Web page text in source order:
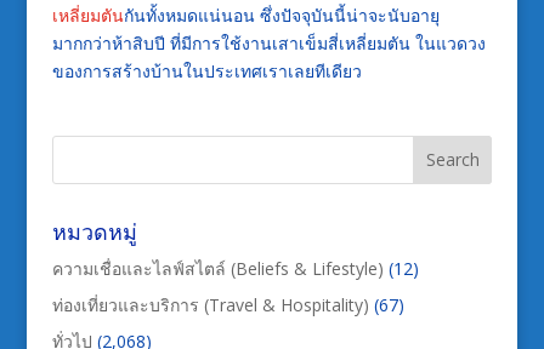
เหลี่ยมตันกันทั้งหมดแน่นอน ซึ่งปัจจุบันนี้น่าจะนับอายุ
มากกว่าห้าสิบปี ที่มีการใช้งานเสาเข็มสี่เหลี่ยมตัน ในแวดวง
ของการสร้างบ้านในประเทศเราเลยทีเดียว
หมวดหมู่
ความเชื่อและไลฟ์สไตล์ (Beliefs & Lifestyle) (12)
ท่องเที่ยวและบริการ (Travel & Hospitality) (67)
ทั่วไป (2,068)